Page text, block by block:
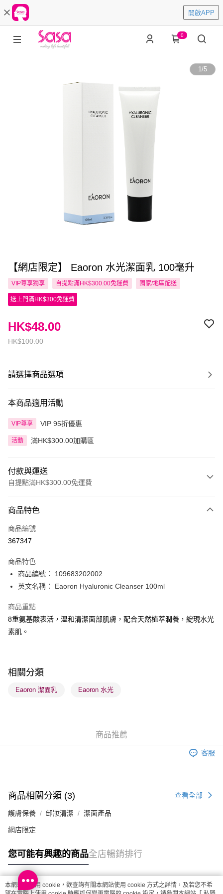
開啟APP
0
1/5
【網店限定】 Eaoron 水光潔面乳 100毫升
VIP尊享獨享 自提點滿HK$300.00免運費 國家/地區配送
送上門滿HK$300免運費
HK$100.00
HK$48.00
請選擇商品選項
本商品適用活動
VIP尊享 VIP 95折優惠
活動 滿HK$300.00加購區
付款與運送
自提點滿HK$300.00免運費
信用卡
Apple Pay
PayMe
WeChat Pay
BoC Pay
送貨方式
每筆HK$65.00，滿HK$300.00或以上免運費
每筆HK$65.00，滿HK$300.00或以上免運費
(香港門市) 只顯示可選門市。確認發貨後2-5個工作天到店，3天內
(澳門門市) 只顯示可選門市。確認發貨後2-5個工作天到店，3天內
取。逾期會取消訂單，並不會安排重寄
每筆HK$20.00，滿HK$100.00或以上免運費
商品特色
商品編號
367347
商品特色
商品編號： 109683202002
英文名稱： Eaoron Hyaluronic Cleanser 100ml
商品重點
8重氨基酸表活，溫和清潔面部肌膚，配合天然植萃潤養，綻現水光
素肌。
相關分類
Eaoron 潔面乳 Eaoron 水光
商品推薦
客服
商品相關分類 (3) 查看全部
護膚保養 卸妝清潔 潔面產品
網店限定
您可能有興趣的商品全店暢銷排行
本網站中使用 cookie，欲查詢有關本網站使用 cookie 方式之詳情，及若您不希